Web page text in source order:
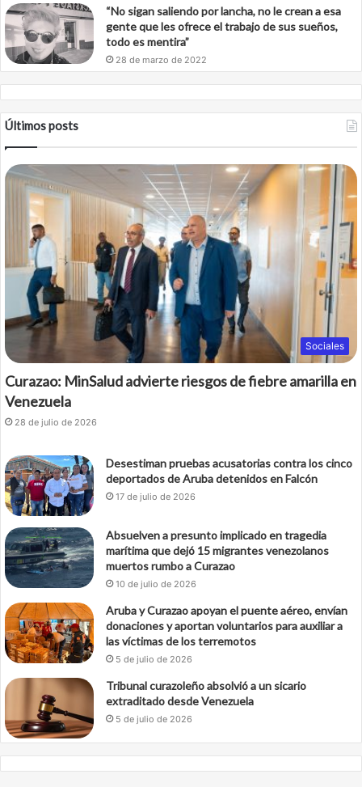
“No sigan saliendo por lancha, no le crean a esa
gente que les ofrece el trabajo de sus sueños,
todo es mentira”
28 de marzo de 2022
Últimos posts
Sociales
Curazao: MinSalud advierte riesgos de fiebre amarilla en
Venezuela
28 de julio de 2026
Desestiman pruebas acusatorias contra los cinco
deportados de Aruba detenidos en Falcón
17 de julio de 2026
Absuelven a presunto implicado en tragedia
marítima que dejó 15 migrantes venezolanos
muertos rumbo a Curazao
10 de julio de 2026
Aruba y Curazao apoyan el puente aéreo, envían
donaciones y aportan voluntarios para auxiliar a
las víctimas de los terremotos
5 de julio de 2026
Tribunal curazoleño absolvió a un sicario
extraditado desde Venezuela
5 de julio de 2026